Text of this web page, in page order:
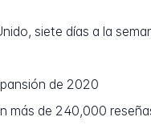
siete días a la
de 2020
más de 240,000